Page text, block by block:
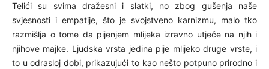
Telići su svima dražesni i slatki, no zbog gušenja naše
svjesnosti i empatije, što je svojstveno karnizmu, malo tko
razmišlja o tome da pijenjem mlijeka izravno utječe na njih i
njihove majke. Ljudska vrsta jedina pije mlijeko druge vrste, i
to u odrasloj dobi, prikazujući to kao nešto potpuno prirodno i